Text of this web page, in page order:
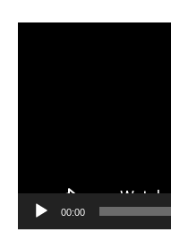
00:00